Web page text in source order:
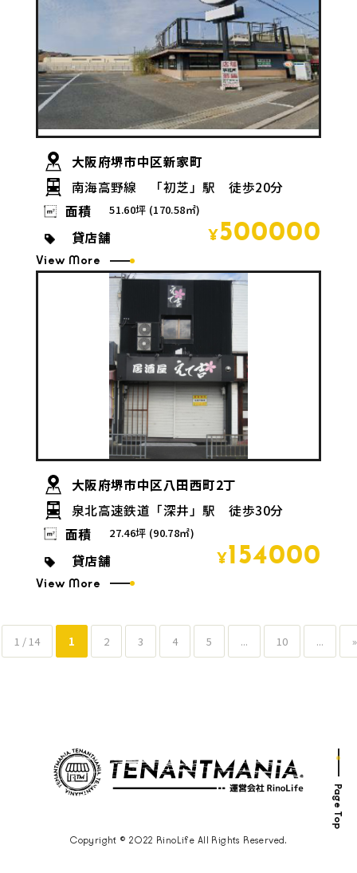
大阪府堺市中区新家町
南海高野線 「初芝」駅 徒歩20分
面積
51.60坪 (170.58㎡)
貸店舗 ¥ 500000
View More
大阪府堺市中区八田西町2丁
泉北高速鉄道「深井」駅 徒歩30分
面積
27.46坪 (90.78㎡)
貸店舗 ¥ 154000
View More
1 / 14 1 2 3 4 5 ... 10 ... »
Page Top
Copyright © 2022 RinoLife All Rights Reserved.